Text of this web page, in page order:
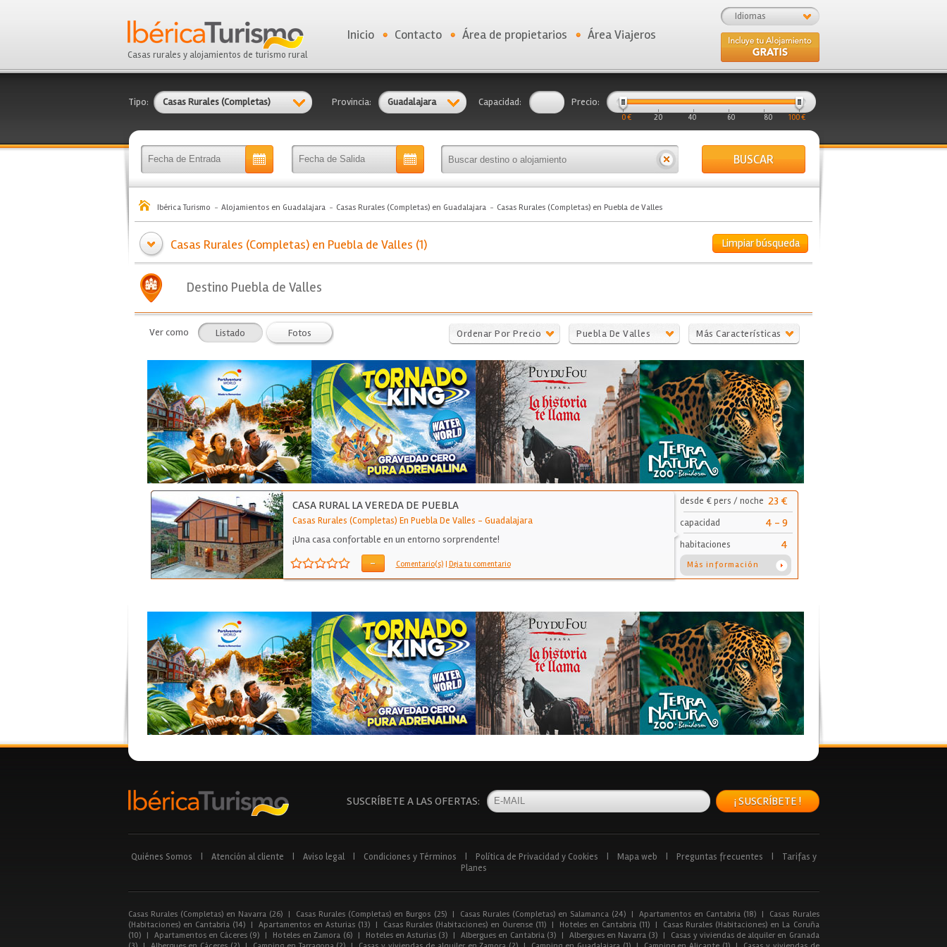
Casas rurales y alojamientos de turismo rural
Idiomas
Inicio Contacto Área de propietarios Área Viajeros
Tipo: Casas Rurales (Completas) Provincia: Guadalajara Capacidad: Precio:
0 € 20 40 60 80 100 €
BUSCAR
Ibérica Turismo Alojamientos en Guadalajara Casas Rurales (Completas) en Guadalajara Casas Rurales (Completas) en Puebla de Valles
Limpiar búsqueda
Casas Rurales (Completas) en Puebla de Valles (1)
Destino Puebla de Valles
Ver como Listado Fotos Ordenar Por Precio Puebla De Valles Más Características
CASA RURAL LA VEREDA DE PUEBLA
Casas Rurales (Completas) En Puebla De Valles - Guadalajara
¡Una casa confortable en un entorno sorprendente!
- Comentario(s) | Deja tu comentario
desde € pers / noche 23 €
capacidad 4 - 9
habitaciones 4
Más información
SUSCRÍBETE A LAS OFERTAS: ¡ SUSCRÍBETE !
Quiénes Somos Atención al cliente Aviso legal Condiciones y Términos Política de Privacidad y Cookies Mapa web Preguntas frecuentes
Tarifas y
Planes
Casas Rurales (Completas) en Navarra (26) | Casas Rurales (Completas) en Burgos (25) | Casas Rurales (Completas) en Salamanca (24) | Apartamentos en Cantabria (18) |
Casas Rurales
(Habitaciones) en Cantabria (14)
| Apartamentos en Asturias (13) | Casas Rurales (Habitaciones) en Ourense (11) | Hoteles en Cantabria (11) |
Casas Rurales (Habitaciones) en La Coruña
(10)
| Apartamentos en Cáceres (9) | Hoteles en Zamora (6) | Hoteles en Asturias (3) | Albergues en Cantabria (3) | Albergues en Navarra (3) |
Casas y viviendas de alquiler en Granada